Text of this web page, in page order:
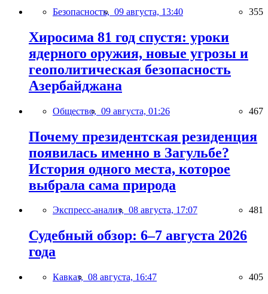
Безопасность, 09 августа, 13:40 355
Хиросима 81 год спустя: уроки
ядерного оружия, новые угрозы и
геополитическая безопасность
Азербайджана
Общество, 09 августа, 01:26 467
Почему президентская резиденция
появилась именно в Загульбе?
История одного места, которое
выбрала сама природа
Экспресс-анализ, 08 августа, 17:07 481
Судебный обзор: 6–7 августа 2026
года
Кавказ, 08 августа, 16:47 405